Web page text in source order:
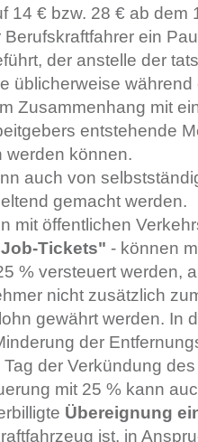
14 € bzw. 28 € ab dem
Berufskraftfahrer ein
der anstelle der
üblicherweise
Zusammenhang mit
entstehende
werden können.
auch von
gemacht werden.
mit öffentlichen
Tickets" - können
% versteuert werden,
nicht zusätzlich
gewährt werden. In
der
der Verkündung
mit 25 % kann
Übereignung
ist, in